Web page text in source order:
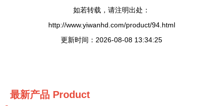
如若转载，请注明出处：
http://www.yiwanhd.com/product/94.html
更新时间：2026-08-08 13:34:25
最新产品 Product